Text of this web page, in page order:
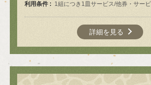
利用条件 1組につき1皿サービス/他券・サー
詳細を見る
この店舗情報をシェアす
クーポン | 肉匠 煙の美学